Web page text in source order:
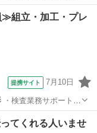
空き状況 🔸設備 など
組立・加工・プレ
提携サイト 7月10日
・検査業務サポート
てくれる人いませ